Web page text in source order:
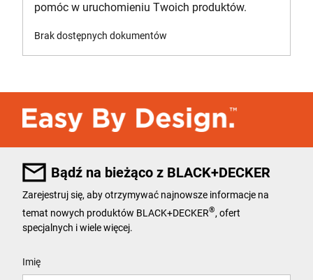
pomóc w uruchomieniu Twoich produktów.
Brak dostępnych dokumentów
Bądź na bieżąco z BLACK+DECKER
Zarejestruj się, aby otrzymywać najnowsze informacje na
temat nowych produktów BLACK+DECKER® , ofert
specjalnych i wiele więcej.
Imię